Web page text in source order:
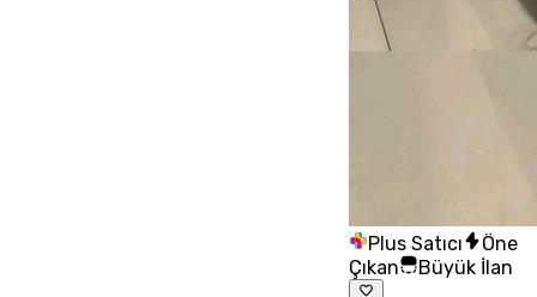
Plus Satıcı
Öne
Çıkan
Büyük İlan